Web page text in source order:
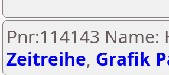
Pnr:114143
Zeitreihe, Grafik